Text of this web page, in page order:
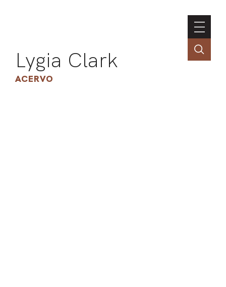
Lygia Clark
ACERVO